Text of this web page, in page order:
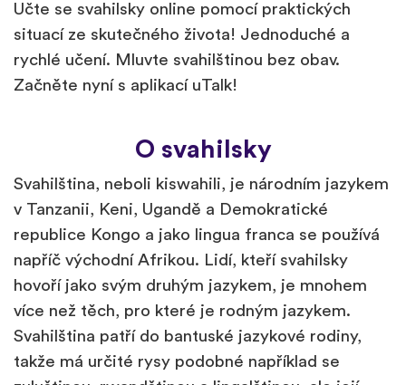
Učte se svahilsky online pomocí praktických
situací ze skutečného života! Jednoduché a
rychlé učení. Mluvte svahilštinou bez obav.
Začněte nyní s aplikací uTalk!
O svahilsky
Svahilština, neboli kiswahili, je národním jazykem
v Tanzanii, Keni, Ugandě a Demokratické
republice Kongo a jako lingua franca se používá
napříč východní Afrikou. Lidí, kteří svahilsky
hovoří jako svým druhým jazykem, je mnohem
více než těch, pro které je rodným jazykem.
Svahilština patří do bantuské jazykové rodiny,
takže má určité rysy podobné například se